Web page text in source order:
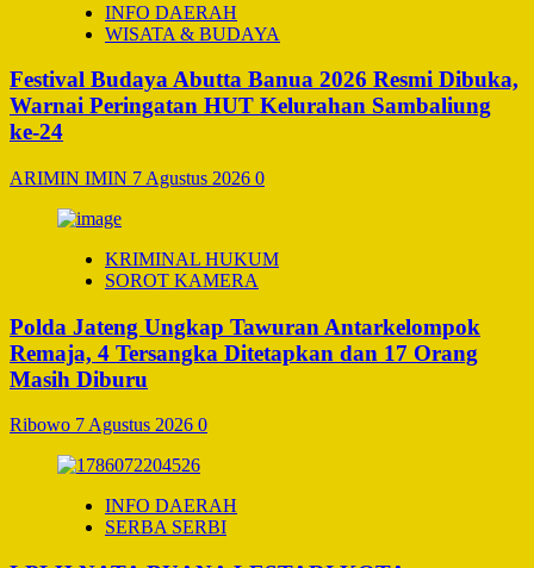
INFO DAERAH
WISATA & BUDAYA
Festival Budaya Abutta Banua 2026 Resmi Dibuka,
Warnai Peringatan HUT Kelurahan Sambaliung
ke-24
ARIMIN IMIN 7 Agustus 2026 0
KRIMINAL HUKUM
SOROT KAMERA
Polda Jateng Ungkap Tawuran Antarkelompok
Remaja, 4 Tersangka Ditetapkan dan 17 Orang
Masih Diburu
Ribowo 7 Agustus 2026 0
INFO DAERAH
SERBA SERBI